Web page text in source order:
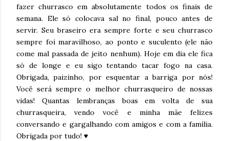
fazer churrasco em absolutamente todos os finais de
semana. Ele só colocava sal no final, pouco antes de
servir. Seu braseiro era sempre forte e seu churrasco
sempre foi maravilhoso, ao ponto e suculento (ele não
come mal passada de jeito nenhum). Hoje em dia ele fica
só de longe e eu sigo tentando tacar fogo na casa.
Obrigada, paizinho, por esquentar a barriga por nós!
Você será sempre o melhor churrasqueiro de nossas
vidas! Quantas lembranças boas em volta de sua
churrasqueira, vendo você e minha mãe felizes
conversando e gargalhando com amigos e com a família.
Obrigada por tudo! ♥